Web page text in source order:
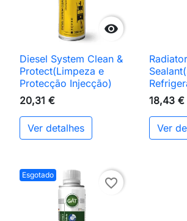

Diesel System Clean &
Protect(Limpeza e
Protecção Injecção)
20,31 €
Ver detalhes
Radiator
18,43 €
Ver
Esgotado
favorite_border